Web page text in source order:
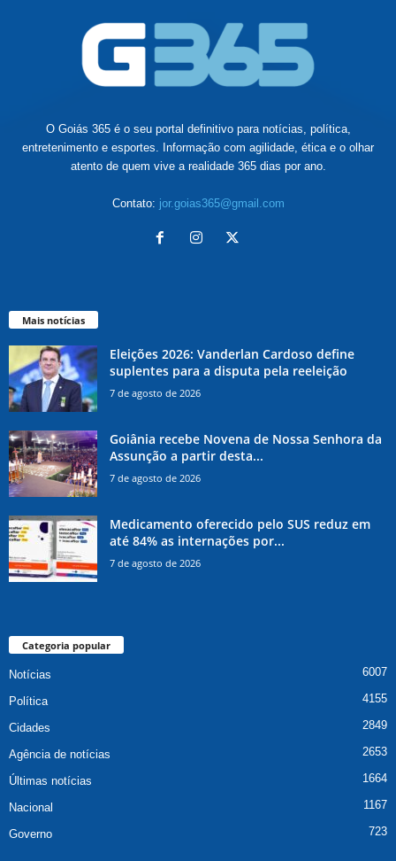
O Goiás 365 é o seu portal definitivo para notícias, política,
entretenimento e esportes. Informação com agilidade, ética e o olhar
atento de quem vive a realidade 365 dias por ano.
Contato: jor.goias365@gmail.com
Mais notícias
Eleições 2026: Vanderlan Cardoso define
suplentes para a disputa pela reeleição
7 de agosto de 2026
Goiânia recebe Novena de Nossa Senhora da
Assunção a partir desta...
7 de agosto de 2026
Medicamento oferecido pelo SUS reduz em
até 84% as internações por...
7 de agosto de 2026
Categoria popular
Notícias 6007
Política 4155
Cidades 2849
Agência de notícias 2653
Últimas notícias 1664
Nacional 1167
Governo 723